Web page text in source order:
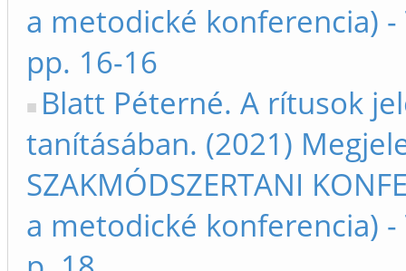
a metodické konferencia) -
pp. 16-16
Blatt Péterné. A rítusok
tanításában. (2021)
SZAKMÓDSZERTANI
a metodické konferencia) -